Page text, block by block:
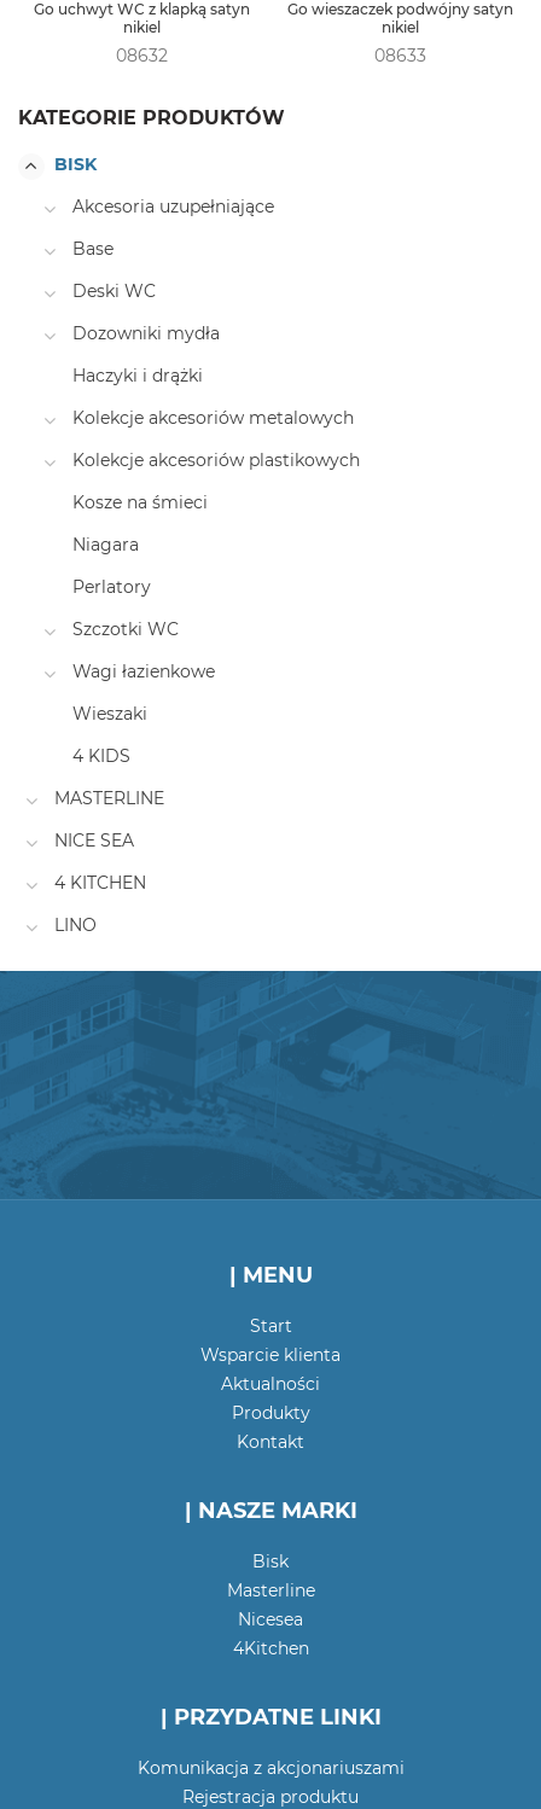
Go uchwyt WC z klapką satyn
nikiel
08632
Go wieszaczek podwójny satyn
nikiel
08633
KATEGORIE PRODUKTÓW
BISK
Akcesoria uzupełniające
Base
Deski WC
Dozowniki mydła
Haczyki i drążki
Kolekcje akcesoriów metalowych
Kolekcje akcesoriów plastikowych
Kosze na śmieci
Niagara
Perlatory
Szczotki WC
Wagi łazienkowe
Wieszaki
4 KIDS
MASTERLINE
NICE SEA
4 KITCHEN
LINO
| MENU
Start
Wsparcie klienta
Aktualności
Produkty
Kontakt
| NASZE MARKI
Bisk
Masterline
Nicesea
4Kitchen
| PRZYDATNE LINKI
Komunikacja z akcjonariuszami
Rejestracja produktu